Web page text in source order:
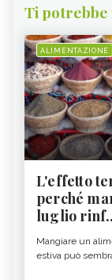
Ti potrebbe
ALIMENTAZIONE
L'effetto
perché
luglio
Mangiare un
estiva può